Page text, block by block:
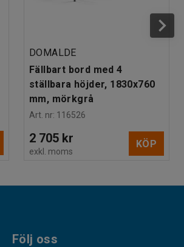
DOMALDE
Fällbart bord med 4
ställbara höjder, 1830x760
mm, mörkgrå
Art. nr: 116526
2 705 kr
exkl. moms
KÖP
Följ oss